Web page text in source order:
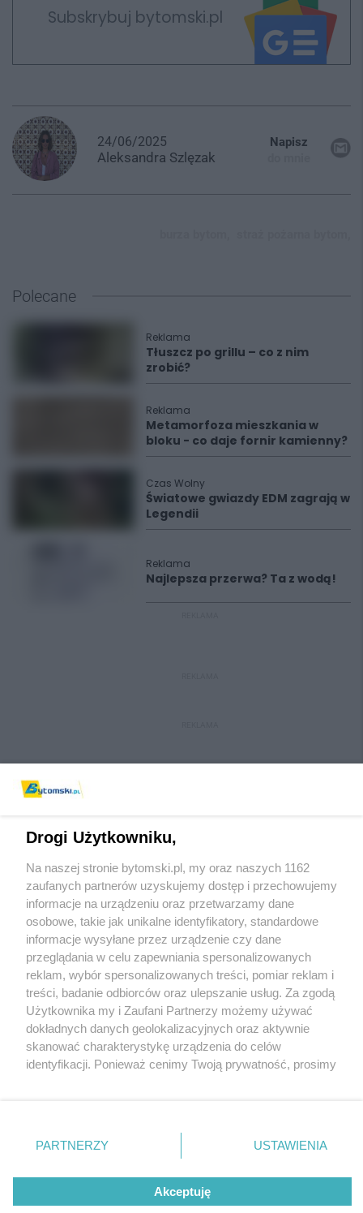
Subskrybuj bytomski.pl
24/06/2025
Aleksandra Szlęzak
Napisz
Polecane
Reklama
Tłuszcz po grillu – co z nim
zrobić?
Reklama
Metamorfoza mieszkania w
bloku - co daje fornir kamienny?
Czas Wolny
Światowe gwiazdy EDM zagrają w
Legendii
Reklama
Najlepsza przerwa? Ta z wodą!
Wydawca mediów lokalnych
Nie zapomnij
zapoznać się z:
polityką prywatności regulamin korzystania z portali
Twojemiasto
Piekary Śląskie
Chorzów
Tarnowskie Góry
Gliwice
Skontaktuj sięz nami
Kontakt
Wydawca
Pogoda
Drogi Użytkowniku,
Na naszej stronie bytomski.pl, my oraz naszych 1162
zaufanych partnerów uzyskujemy dostęp i przechowujemy
informacje na urządzeniu oraz przetwarzamy dane
osobowe, takie jak unikalne identyfikatory, standardowe
informacje wysyłane przez urządzenie czy dane
przeglądania w celu zapewniania spersonalizowanych
reklam, wybór spersonalizowanych treści, pomiar reklam i
treści, badanie odbiorców oraz ulepszanie usług. Za zgodą
Użytkownika my i Zaufani Partnerzy możemy używać
dokładnych danych geolokalizacyjnych oraz aktywnie
skanować charakterystykę urządzenia do celów
identyfikacji. Ponieważ cenimy Twoją prywatność, prosimy
prywatności znajdujący się w lewym dolnym rogu strony
. Niektóre rodzaje przetwarzania danych nie wymagają
zgody użytkownika, ale masz prawo sprzeciwić się
takiemu przetwarzaniu. Preferencje będą miały
zastosowania tylko na tej witrynie.
PARTNERZY USTAWIENIA
Akceptuję